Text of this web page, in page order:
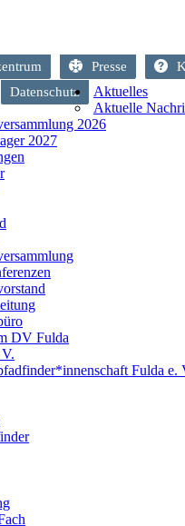
Presse
Datenschutz
Aktuelles
Aktuelle
2026
2027
DV Fulda
Fulda e.